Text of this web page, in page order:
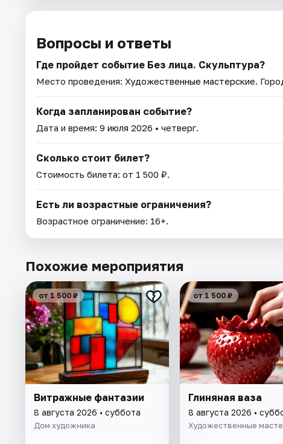
Вопросы и ответы
Где пройдет событие Без лица. Скульптура?
Место проведения: Художественные мастерские.
Когда запланирован событие?
Дата и время: 9 июля 2026 • четверг.
Сколько стоит билет?
Стоимость билета: от 1 500 ₽.
Есть ли возрастные ограничения?
Возрастное ограничение: 16+.
Похожие мероприятия
от 1 500 ₽
Витражные фантазии
8 августа 2026 • суббота
Дом художника
от 1 500 ₽
Глиняная ваза
8 августа 2026 •
Художественные